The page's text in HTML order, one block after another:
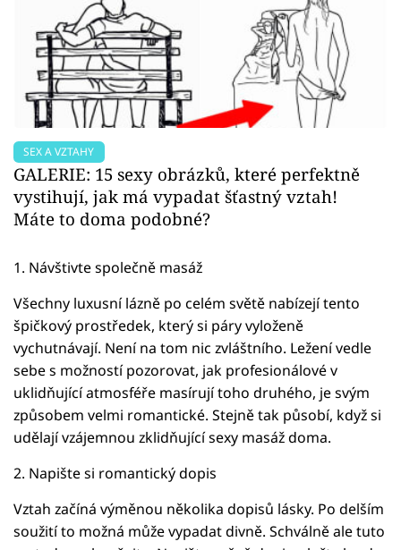
SEX A VZTAHY
GALERIE: 15 sexy obrázků, které perfektně
vystihují, jak má vypadat šťastný vztah!
Máte to doma podobné?
1. Návštivte společně masáž
Všechny luxusní lázně po celém světě nabízejí tento
špičkový prostředek, který si páry vyloženě
vychutnávají. Není na tom nic zvláštního. Ležení vedle
sebe s možností pozorovat, jak profesionálové v
uklidňující atmosféře masírují toho druhého, je svým
způsobem velmi romantické. Stejně tak působí, když si
udělají vzájemnou zklidňující sexy masáž doma.
2. Napište si romantický dopis
Vztah začíná výměnou několika dopisů lásky. Po delším
soužití to možná může vypadat divně. Schválně ale tuto